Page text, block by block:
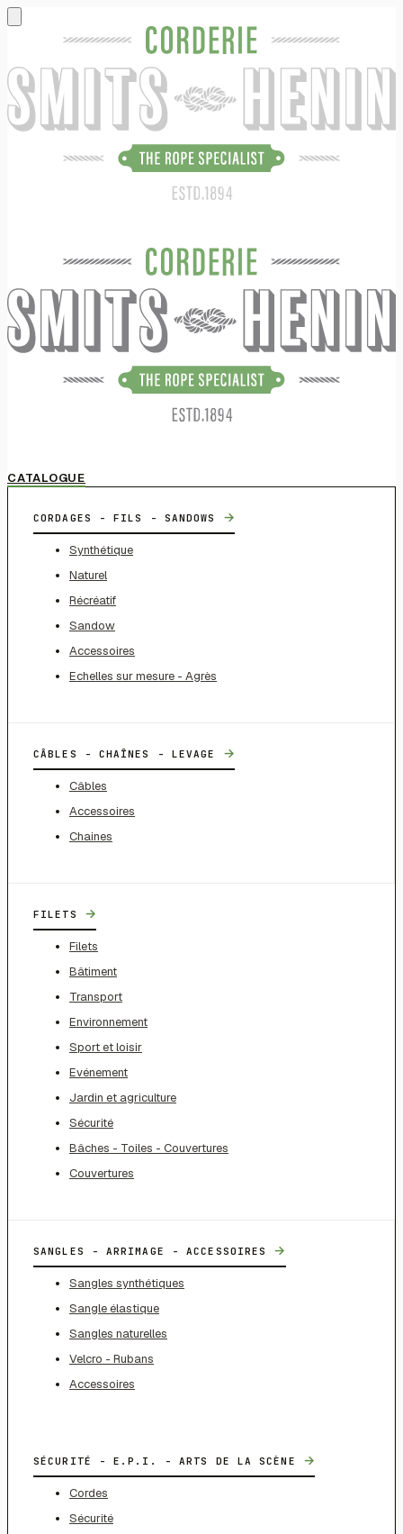
CATALOGUE
CORDAGES - FILS - SANDOWS →
Synthétique
Naturel
Récréatif
Sandow
Accessoires
Echelles sur mesure - Agrès
CÂBLES - CHAÎNES - LEVAGE →
Câbles
Accessoires
Chaines
FILETS →
Filets
Bâtiment
Transport
Environnement
Sport et loisir
Evénement
Jardin et agriculture
Sécurité
Bâches - Toiles - Couvertures
Couvertures
SANGLES - ARRIMAGE - ACCESSOIRES →
Sangles synthétiques
Sangle élastique
Sangles naturelles
Velcro - Rubans
Accessoires
SÉCURITÉ - E.P.I. - ARTS DE LA SCÈNE →
Cordes
Sécurité